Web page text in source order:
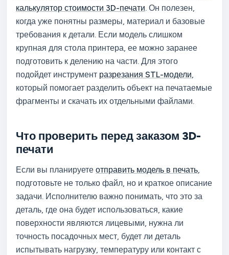
калькулятор стоимости 3D-печати. Он полезен,
когда уже понятны размеры, материал и базовые
требования к детали. Если модель слишком
крупная для стола принтера, ее можно заранее
подготовить к делению на части. Для этого
подойдет инструмент разрезания STL-модели,
который помогает разделить объект на печатаемые
фрагменты и скачать их отдельными файлами.
Что проверить перед заказом 3D-
печати
Если вы планируете отправить модель в печать,
подготовьте не только файл, но и краткое описание
задачи. Исполнителю важно понимать, что это за
деталь, где она будет использоваться, какие
поверхности являются лицевыми, нужна ли
точность посадочных мест, будет ли деталь
испытывать нагрузку, температуру или контакт с